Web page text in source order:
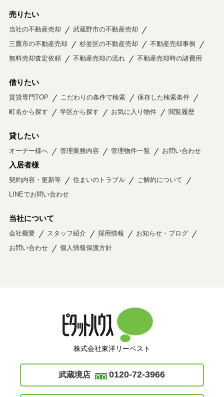
売りたい
当社の不動産売却
武蔵野市の不動産売却
三鷹市の不動産売却
杉並区の不動産売却
不動産売却事例
無料売却査定依頼
不動産売却の流れ 不動産売却時の諸費用
借りたい
賃貸専門TOP こだわりの条件で検索
保存した検索条件
町名から探す
学区から探す お気に入り物件 閲覧履歴
貸したい
オーナー様へ 管理業務内容 管理物件一覧 お問い合わせ
入居者様
契約内容・更新等 住まいのトラブル
ご解約について
LINEでお問い合わせ
当社について
会社概要 スタッフ紹介 採用情報
お知らせ・ブログ
お問い合わせ
個人情報保護方針
株式会社東洋リーベスト
武蔵境店 0120-72-3966